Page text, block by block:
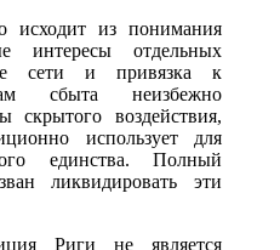
исходит из понимания
интересы отдельных
сети и привязка к
сбыта неизбежно
скрытого воздействия,
использует для
единства. Полный
ликвидировать эти
Риги не является